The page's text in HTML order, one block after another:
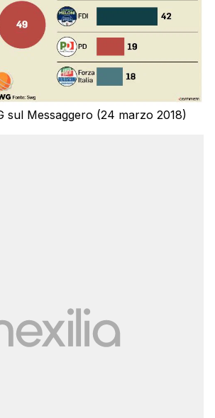
sul Messaggero (24 marzo 2018)